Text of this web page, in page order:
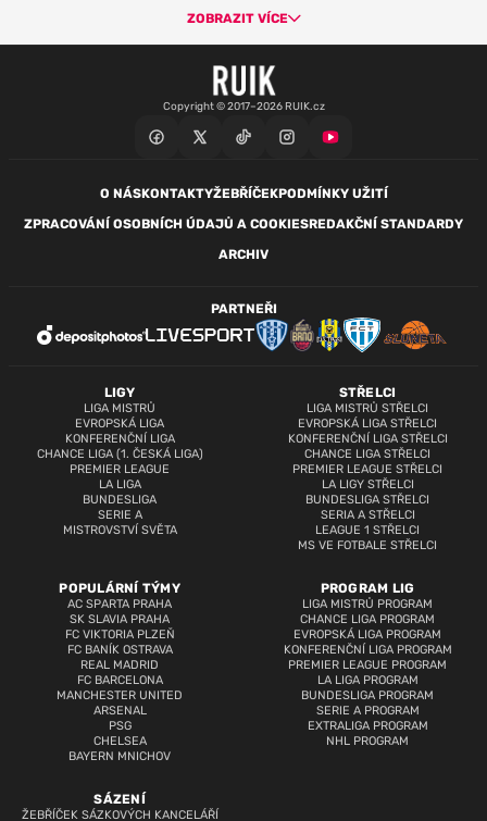
ZOBRAZIT VÍCE
Copyright © 2017–2026 RUIK.cz
O NÁSKONTAKTYŽEBŘÍČEKPODMÍNKY UŽITÍ
ZPRACOVÁNÍ OSOBNÍCH ÚDAJŮ A COOKIESREDAKČNÍ STANDARDY
ARCHIV
LIGY
LIGA MISTRŮ
EVROPSKÁ LIGA
KONFERENČNÍ LIGA
CHANCE LIGA (1. ČESKÁ LIGA)
PREMIER LEAGUE
LA LIGA
BUNDESLIGA
SERIE A
MISTROVSTVÍ SVĚTA
STŘELCI
LIGA MISTRŮ STŘELCI
EVROPSKÁ LIGA STŘELCI
KONFERENČNÍ LIGA STŘELCI
CHANCE LIGA STŘELCI
PREMIER LEAGUE STŘELCI
LA LIGY STŘELCI
BUNDESLIGA STŘELCI
SERIA A STŘELCI
LEAGUE 1 STŘELCI
MS VE FOTBALE STŘELCI
POPULÁRNÍ TÝMY
AC SPARTA PRAHA
SK SLAVIA PRAHA
FC VIKTORIA PLZEŇ
FC BANÍK OSTRAVA
REAL MADRID
FC BARCELONA
MANCHESTER UNITED
ARSENAL
PSG
CHELSEA
BAYERN MNICHOV
PROGRAM LIG
LIGA MISTRŮ PROGRAM
CHANCE LIGA PROGRAM
EVROPSKÁ LIGA PROGRAM
KONFERENČNÍ LIGA PROGRAM
PREMIER LEAGUE PROGRAM
LA LIGA PROGRAM
BUNDESLIGA PROGRAM
SERIE A PROGRAM
EXTRALIGA PROGRAM
NHL PROGRAM
SÁZENÍ
ŽEBŘÍČEK SÁZKOVÝCH KANCELÁŘÍ
PARTNEŘI